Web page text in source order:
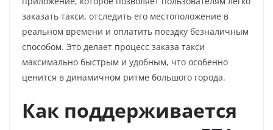
заказать такси, отследить его местоположение в
реальном времени и оплатить поездку безналичным
способом. Это делает процесс заказа такси
максимально быстрым и удобным, что особенно
ценится в динамичном ритме большого города.
Как поддерживается